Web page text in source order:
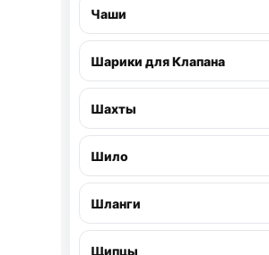
Чаши
Шарики для Клапана
Шахты
Шило
Шланги
Щипцы